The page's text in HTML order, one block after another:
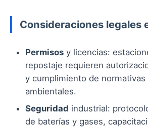
Consideraciones legales
Permisos y licencias:
repostaje requieren
y cumplimiento de
ambientales.
Seguridad industrial:
de baterías y gases,